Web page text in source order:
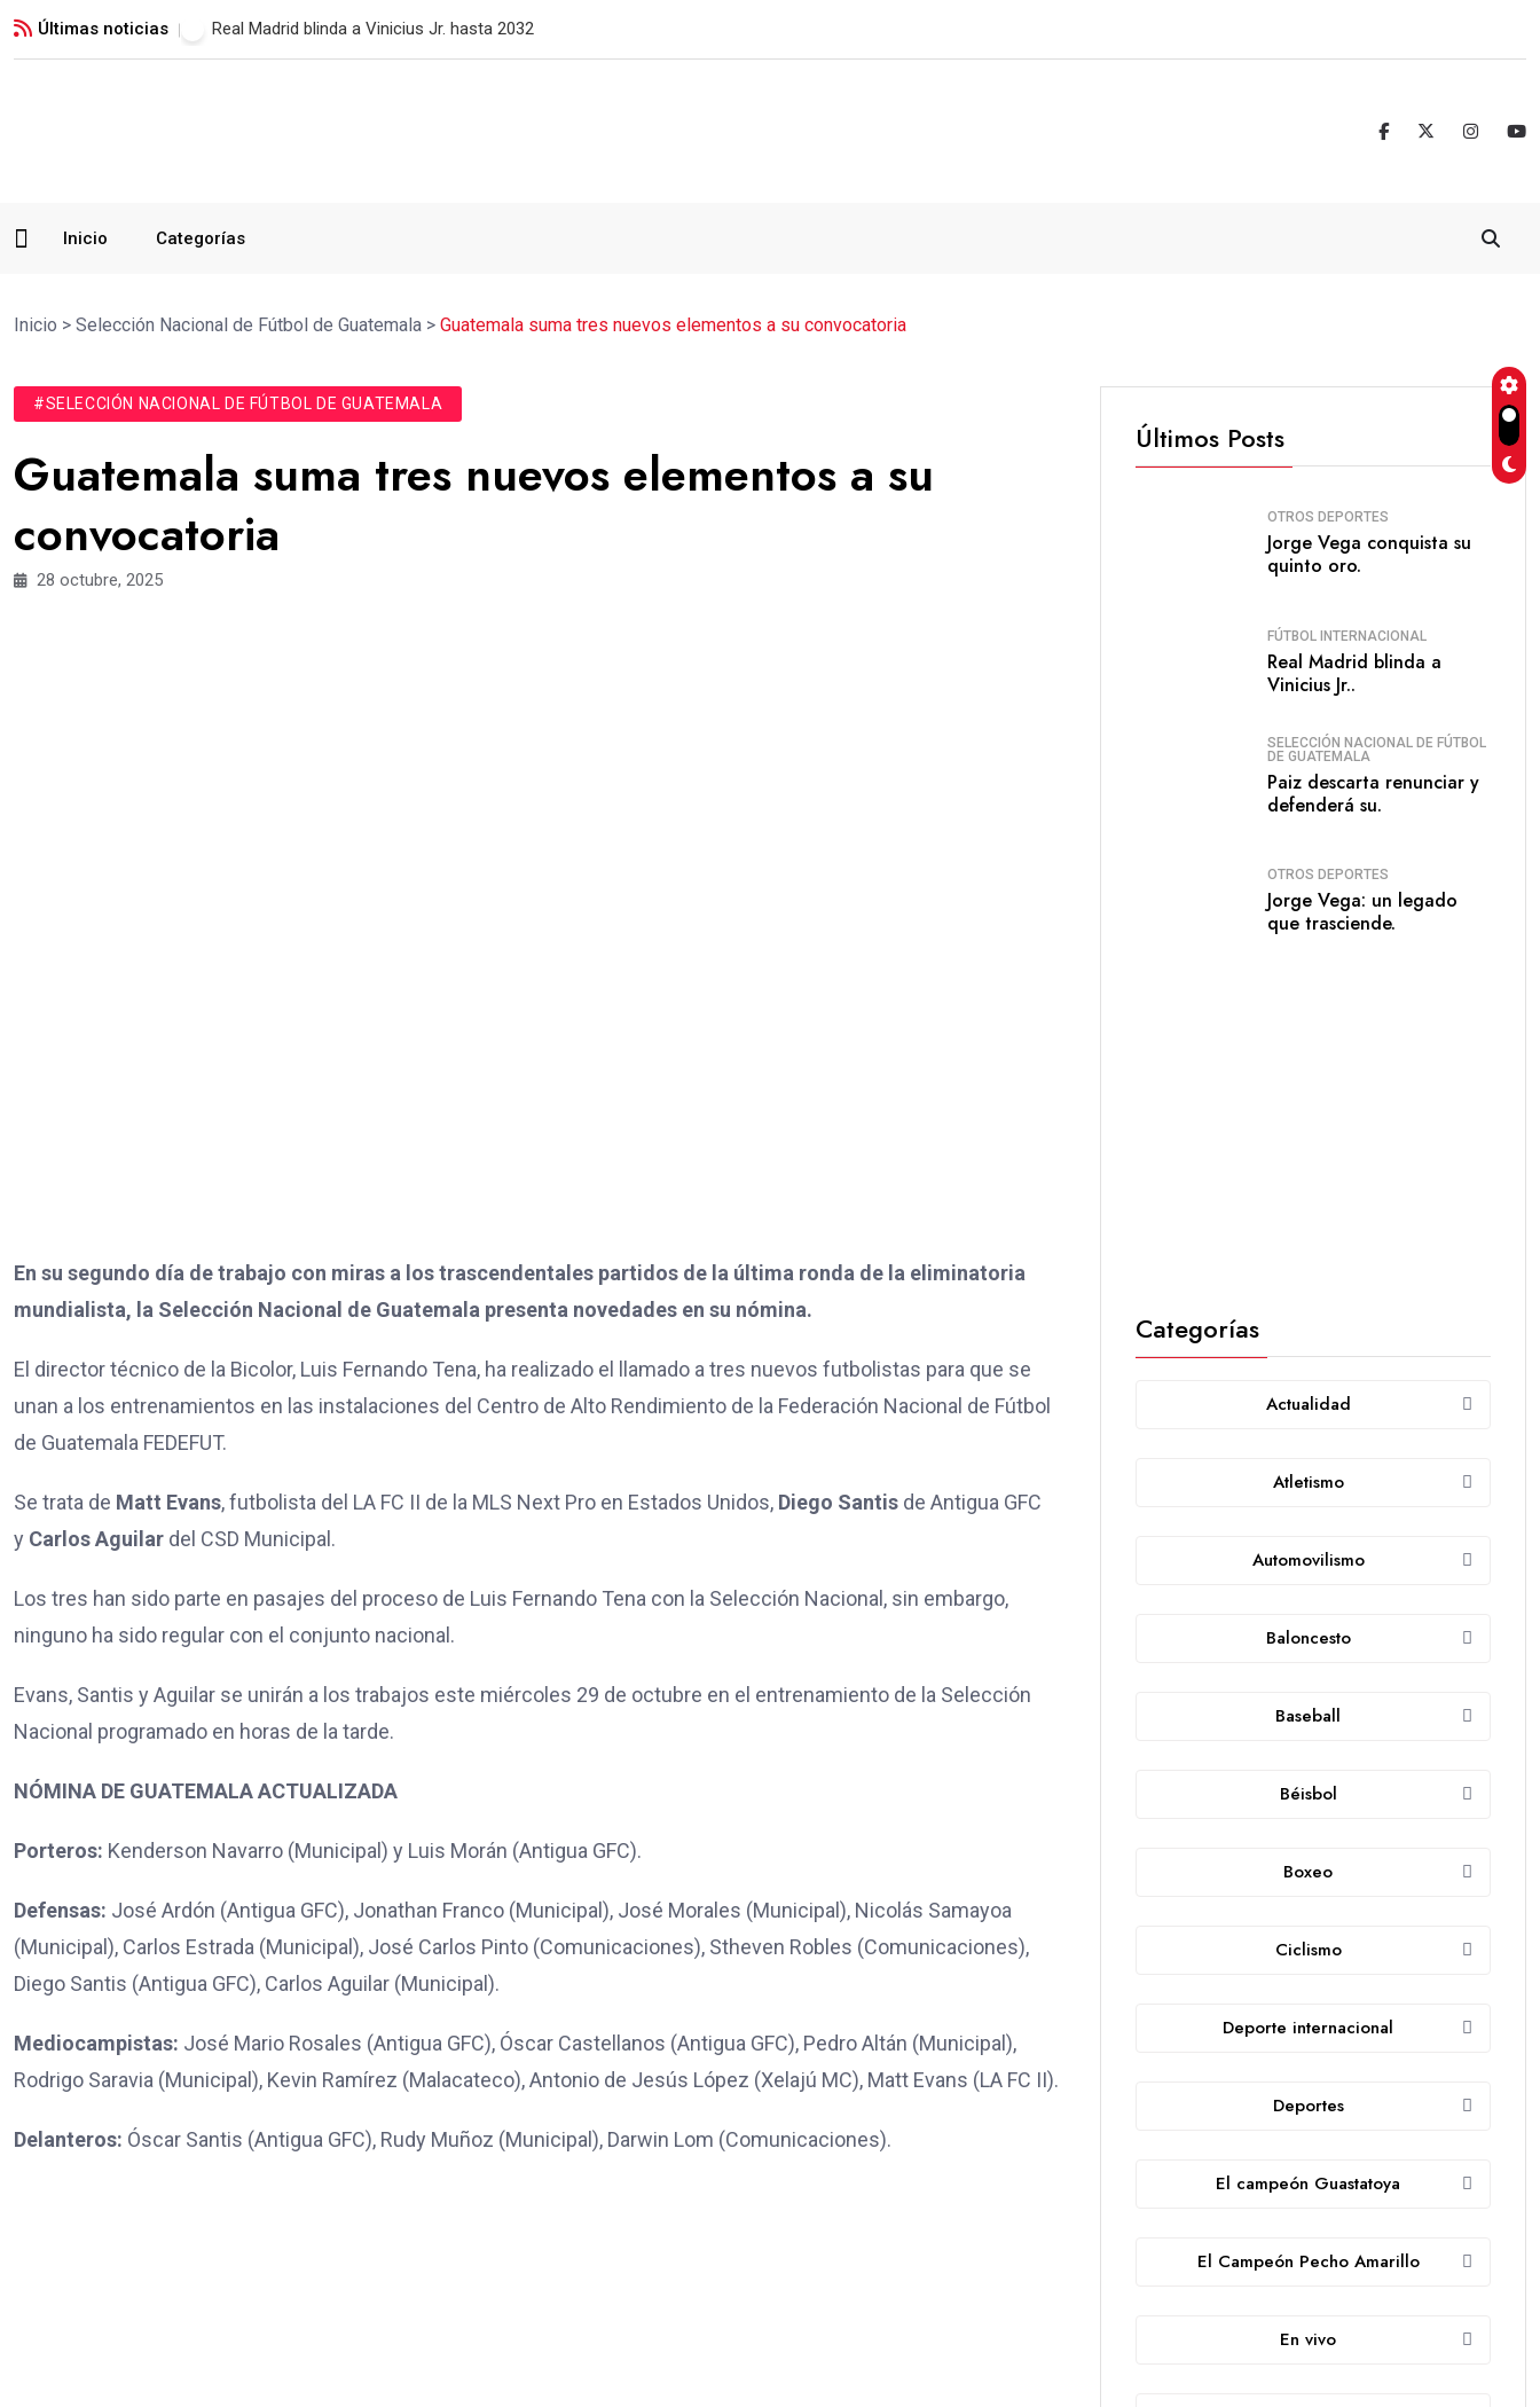
Últimas noticias Paiz descarta renunciar y defenderá su proyecto al frente de
Inicio Categorías
Inicio > Selección Nacional de Fútbol de Guatemala > Guatemala suma tres nuevos elementos a su convocatoria
#SELECCIÓN NACIONAL DE FÚTBOL DE GUATEMALA
Guatemala suma tres nuevos elementos a su
convocatoria
28 octubre, 2025
En su segundo día de trabajo con miras a los trascendentales partidos de la última ronda de la eliminatoria
mundialista, la Selección Nacional de Guatemala presenta novedades en su nómina.
El director técnico de la Bicolor, Luis Fernando Tena, ha realizado el llamado a tres nuevos futbolistas para que se
unan a los entrenamientos en las instalaciones del Centro de Alto Rendimiento de la Federación Nacional de Fútbol
de Guatemala FEDEFUT.
Se trata de Matt Evans, futbolista del LA FC II de la MLS Next Pro en Estados Unidos, Diego Santis de Antigua GFC
y Carlos Aguilar del CSD Municipal.
Los tres han sido parte en pasajes del proceso de Luis Fernando Tena con la Selección Nacional, sin embargo,
ninguno ha sido regular con el conjunto nacional.
Evans, Santis y Aguilar se unirán a los trabajos este miércoles 29 de octubre en el entrenamiento de la Selección
Nacional programado en horas de la tarde.
NÓMINA DE GUATEMALA ACTUALIZADA
Porteros: Kenderson Navarro (Municipal) y Luis Morán (Antigua GFC).
Defensas: José Ardón (Antigua GFC), Jonathan Franco (Municipal), José Morales (Municipal), Nicolás Samayoa
(Municipal), Carlos Estrada (Municipal), José Carlos Pinto (Comunicaciones), Stheven Robles (Comunicaciones),
Diego Santis (Antigua GFC), Carlos Aguilar (Municipal).
Mediocampistas: José Mario Rosales (Antigua GFC), Óscar Castellanos (Antigua GFC), Pedro Altán (Municipal),
Rodrigo Saravia (Municipal), Kevin Ramírez (Malacateco), Antonio de Jesús López (Xelajú MC), Matt Evans (LA FC II).
Delanteros: Óscar Santis (Antigua GFC), Rudy Muñoz (Municipal), Darwin Lom (Comunicaciones).
Últimos Posts
OTROS DEPORTES
Jorge Vega conquista su
quinto oro.
FÚTBOL INTERNACIONAL
Real Madrid blinda a
Vinicius Jr..
SELECCIÓN NACIONAL DE FÚTBOL
DE GUATEMALA
Paiz descarta renunciar y
defenderá su.
OTROS DEPORTES
Jorge Vega: un legado
que trasciende.
Categorías
Actualidad
Atletismo
Automovilismo
Baloncesto
Baseball
Béisbol
Boxeo
Ciclismo
Deporte internacional
Deportes
El campeón Guastatoya
El Campeón Pecho Amarillo
En vivo